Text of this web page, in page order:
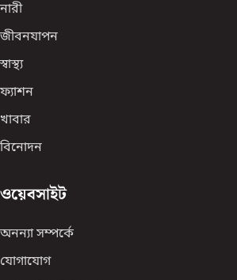
নারী
জীবনযাপন
স্বাস্থ্য
ফ্যাশন
খাবার
বিনোদন
ওয়েবসাইট
অনন্যা সম্পর্কে
যোগাযোগ